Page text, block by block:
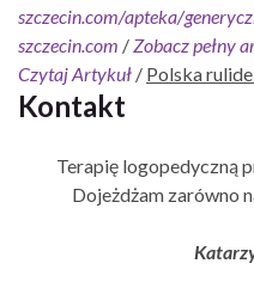
szczecin.com/apteka/
szczecin.com / Zobacz pełny
Czytaj Artykuł / Polska
Kontakt
Terapię logopedyczną
Dojeżdżam zarówno